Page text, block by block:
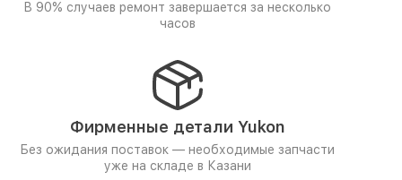
В 90% случаев ремонт завершается за несколько
часов
Фирменные детали Yukon
Без ожидания поставок — необходимые запчасти
уже на складе в Казани